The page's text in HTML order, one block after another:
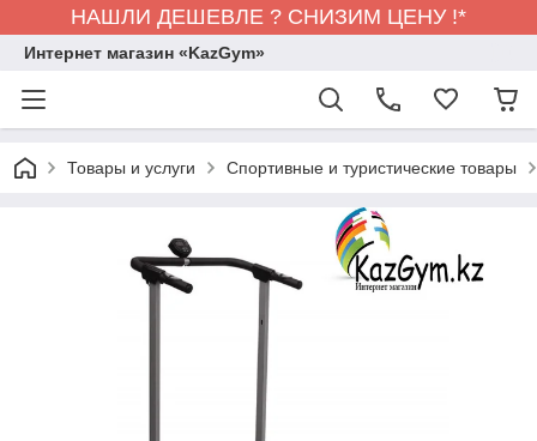
НАШЛИ ДЕШЕВЛЕ ? СНИЗИМ ЦЕНУ !*
Интернет магазин «KazGym»
Товары и услуги Спортивные и туристические товары